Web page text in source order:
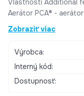
Aerátor PCA® -
kolísaní tlaku,
pripojovacie hadičky,
Svetelná indikácia
batérie Mechanické
nečistoty Špeciálne
Zobraziť viac
Výrobca:
Interný kód:
Dostupnosť: